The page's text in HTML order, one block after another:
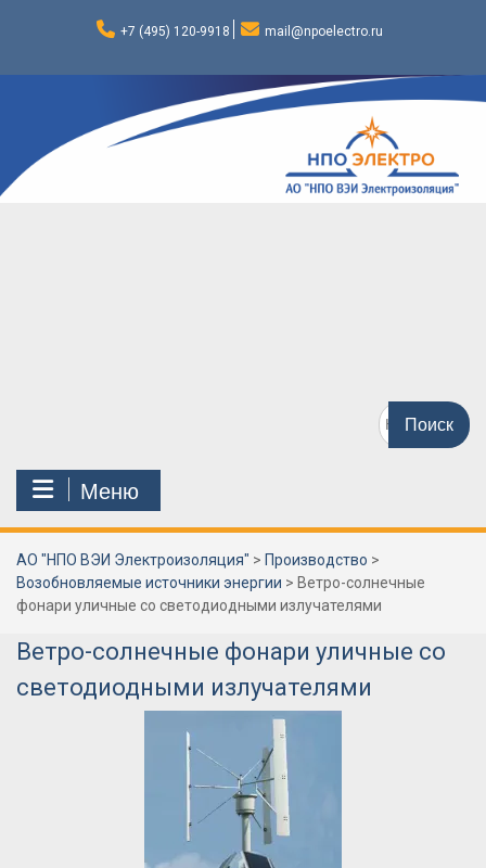
+7 (495) 120-9918 mail@npoelectro.ru
Поиск
по:
Меню
АО "НПО ВЭИ Электроизоляция" > Производство >
Возобновляемые источники энергии > Ветро-солнечные
фонари уличные со светодиодными излучателями
Ветро-солнечные фонари уличные со
светодиодными излучателями